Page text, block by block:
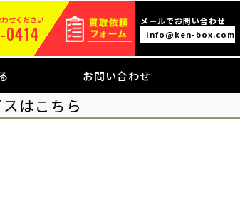
せください
0414
メールでお問い合わせ
info@ken-box.com
お問い合わせ
はこちら